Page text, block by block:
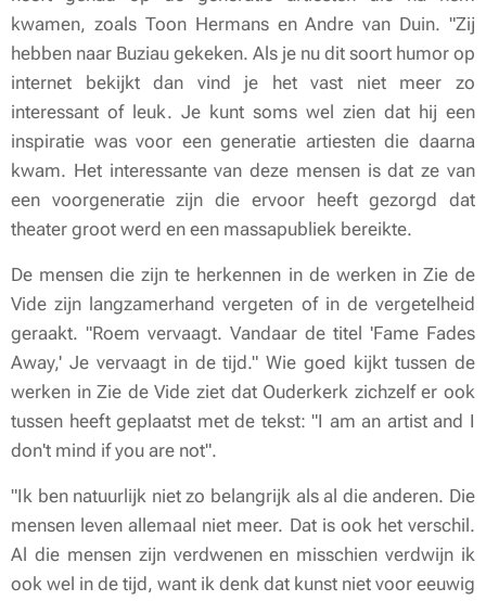
kwamen, zoals Toon Hermans en Andre van Duin. "Zij
hebben naar Buziau gekeken. Als je nu dit soort humor op
internet bekijkt dan vind je het vast niet meer zo
interessant of leuk. Je kunt soms wel zien dat hij een
inspiratie was voor een generatie artiesten die daarna
kwam. Het interessante van deze mensen is dat ze van
een voorgeneratie zijn die ervoor heeft gezorgd dat
theater groot werd en een massapubliek bereikte.
De mensen die zijn te herkennen in de werken in Zie de
Vide zijn langzamerhand vergeten of in de vergetelheid
geraakt. "Roem vervaagt. Vandaar de titel 'Fame Fades
Away,' Je vervaagt in de tijd." Wie goed kijkt tussen de
werken in Zie de Vide ziet dat Ouderkerk zichzelf er ook
tussen heeft geplaatst met de tekst: "I am an artist and I
don't mind if you are not".
"Ik ben natuurlijk niet zo belangrijk als al die anderen. Die
mensen leven allemaal niet meer. Dat is ook het verschil.
Al die mensen zijn verdwenen en misschien verdwijn ik
ook wel in de tijd, want ik denk dat kunst niet voor eeuwig